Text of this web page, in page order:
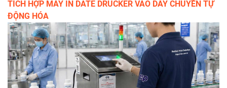
TÍCH HỢP MÁY IN DATE DRUCKER VÀO DÂY CHUYỀN TỰ
ĐỘNG HÓA